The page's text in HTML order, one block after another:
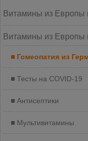
Витамины из Европы
Витамины из Европы
Гомеопатия из
Тесты на COVID-19
Антисептики
Мультивитамины